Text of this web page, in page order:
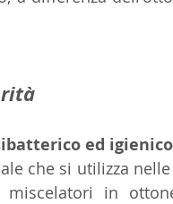
ed igienico
che si utilizza
miscelatori in